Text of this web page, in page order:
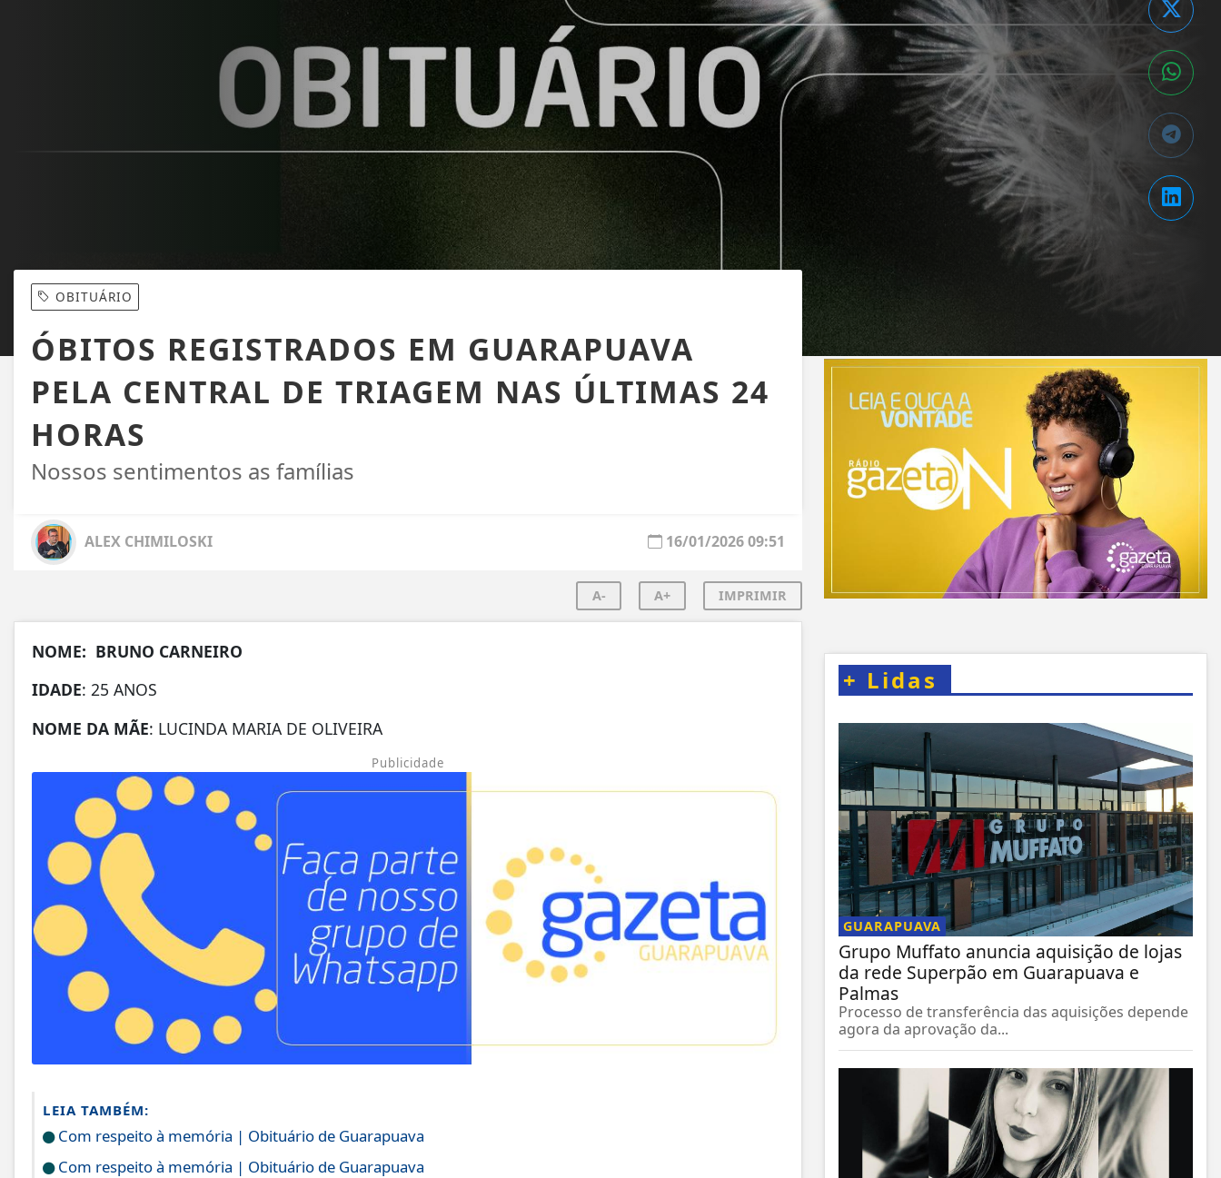
OBITUÁRIO
ÓBITOS REGISTRADOS EM GUARAPUAVA
PELA CENTRAL DE TRIAGEM NAS ÚLTIMAS 24
HORAS
Nossos sentimentos as famílias
ALEX CHIMILOSKI 16/01/2026 09:51
A- A+ IMPRIMIR
NOME: BRUNO CARNEIRO
IDADE: 25 ANOS
NOME DA MÃE: LUCINDA MARIA DE OLIVEIRA
Publicidade
LEIA TAMBÉM:
Com respeito à memória | Obituário de Guarapuava
Com respeito à memória | Obituário de Guarapuava
+ Lidas
GUARAPUAVA
Grupo Muffato anuncia aquisição de lojas
da rede Superpão em Guarapuava e
Palmas
Processo de transferência das aquisições depende
agora da aprovação da...